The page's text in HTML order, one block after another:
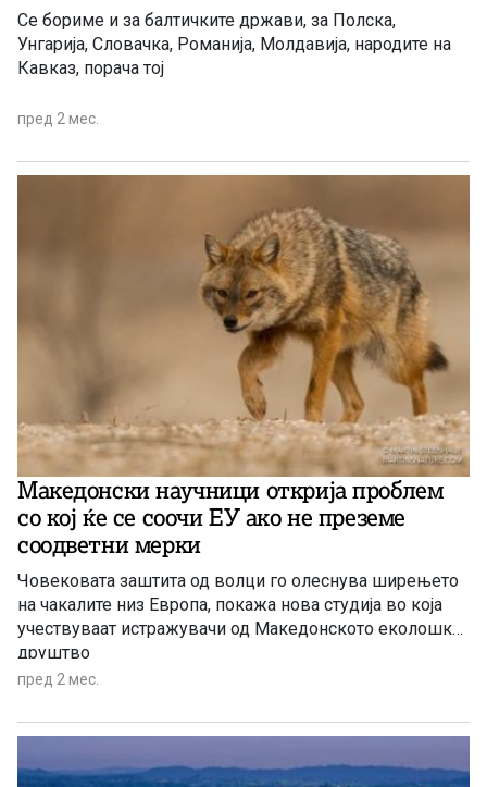
Се бориме и за балтичките држави, за Полска,
Унгарија, Словачка, Романија, Молдавија, народите на
Кавказ, порача тој
пред 2 мес.
Македонски научници открија проблем
со кој ќе се соочи ЕУ ако не преземе
соодветни мерки
Човековата заштита од волци го олеснува ширењето
на чакалите низ Европа, покажа нова студија во која
учествуваат истражувачи од Македонското еколошко
друштво
пред 2 мес.